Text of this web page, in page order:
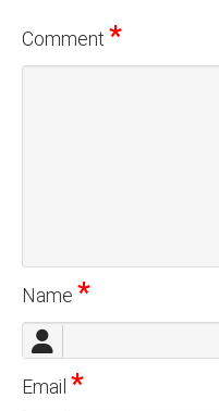
Comment *
Name *
Email *